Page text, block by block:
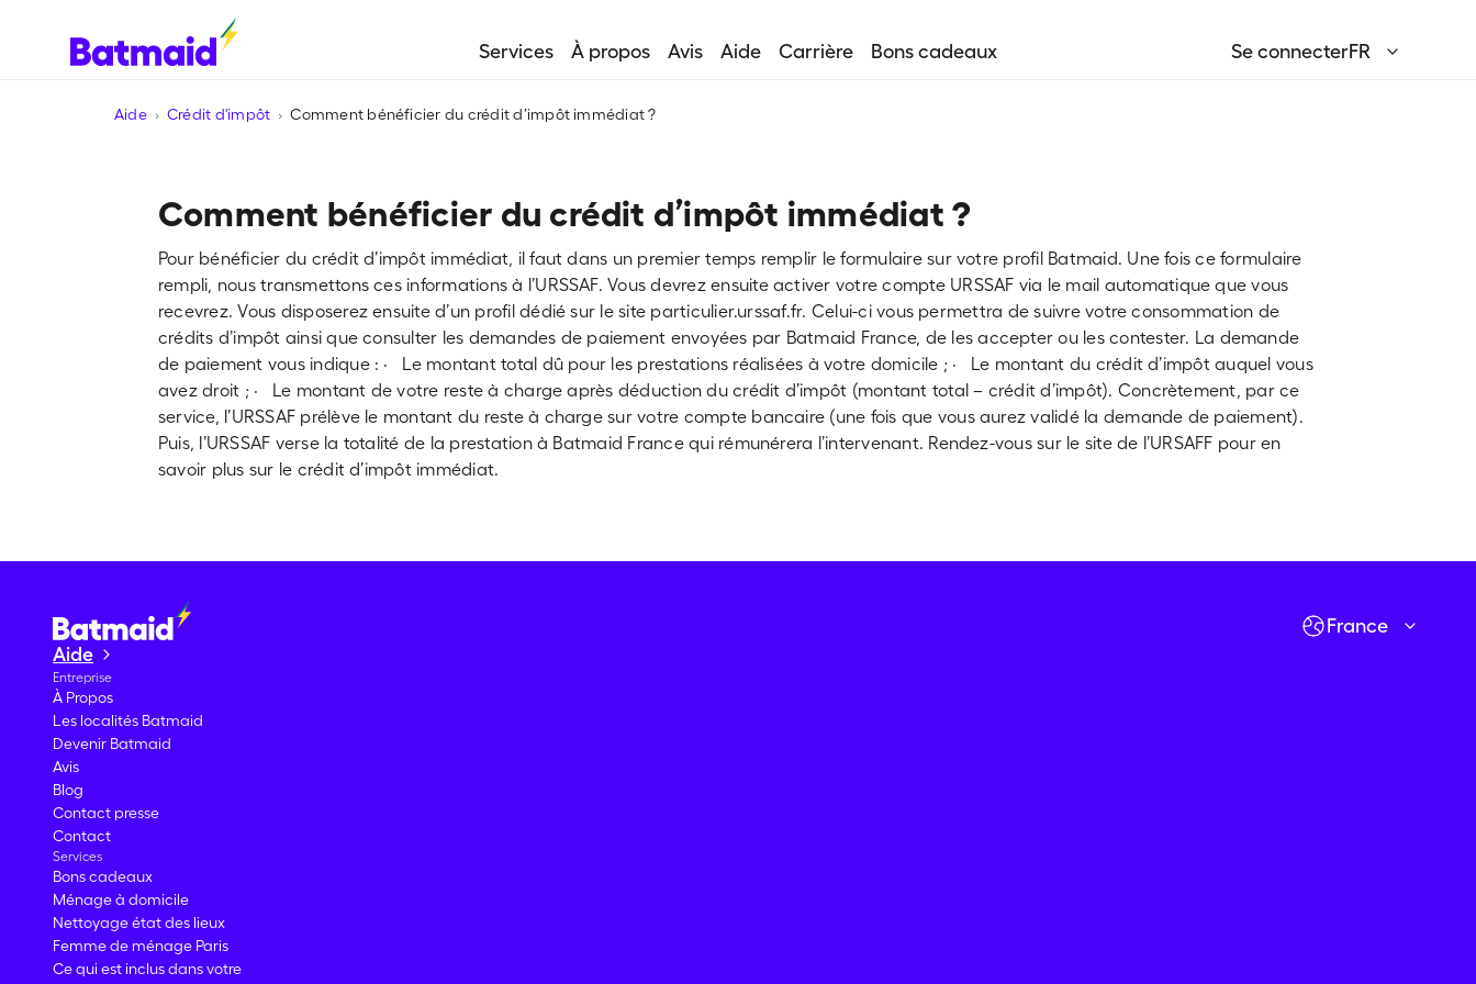
Services À propos Avis Aide Carrière Bons cadeaux Se connecterFR
Aide Crédit d'impôt Comment bénéficier du crédit d’impôt immédiat ?
Comment bénéficier du crédit d’impôt immédiat ?
Pour bénéficier du crédit d’impôt immédiat, il faut dans un premier temps remplir le formulaire sur votre profil Batmaid. Une fois ce formulaire
rempli, nous transmettons ces informations à l’URSSAF. Vous devrez ensuite activer votre compte URSSAF via le mail automatique que vous
recevrez. Vous disposerez ensuite d’un profil dédié sur le site particulier.urssaf.fr. Celui-ci vous permettra de suivre votre consommation de
crédits d’impôt ainsi que consulter les demandes de paiement envoyées par Batmaid France, de les accepter ou les contester. La demande
de paiement vous indique : · Le montant total dû pour les prestations réalisées à votre domicile ; · Le montant du crédit d’impôt auquel vous
avez droit ; · Le montant de votre reste à charge après déduction du crédit d’impôt (montant total – crédit d’impôt). Concrètement, par ce
service, l’URSSAF prélève le montant du reste à charge sur votre compte bancaire (une fois que vous aurez validé la demande de paiement).
Puis, l’URSSAF verse la totalité de la prestation à Batmaid France qui rémunérera l’intervenant. Rendez-vous sur le site de l’URSAFF pour en
savoir plus sur le crédit d’impôt immédiat.
Vérifier les disponibilités
France
Aide
Entreprise
À Propos
Les localités Batmaid
Devenir Batmaid
Avis
Blog
Contact presse
Contact
Services
Bons cadeaux
Ménage à domicile
Nettoyage état des lieux
Femme de ménage Paris
Ce qui est inclus dans votre